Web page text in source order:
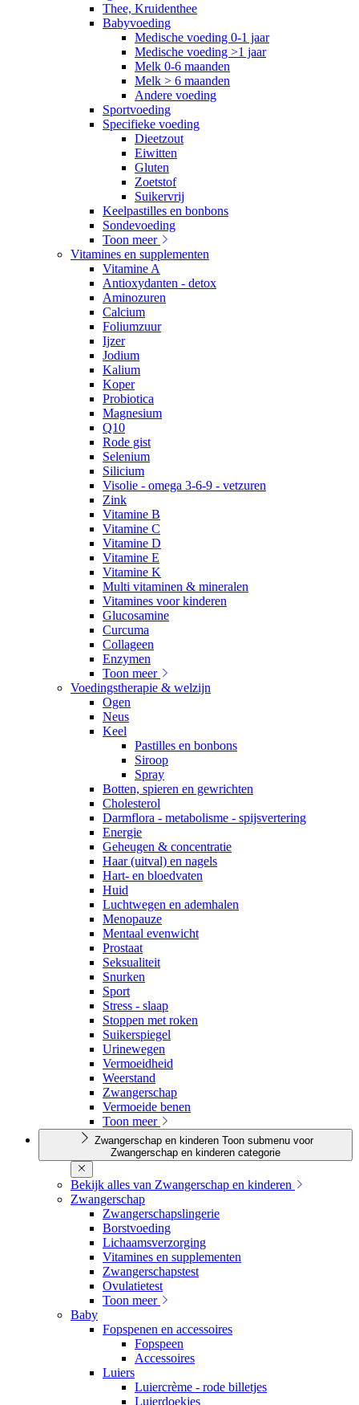
Thee, Kruidenthee
Babyvoeding
Medische voeding 0-1 jaar
Medische voeding >1 jaar
Melk 0-6 maanden
Melk > 6 maanden
Andere voeding
Sportvoeding
Specifieke voeding
Dieetzout
Eiwitten
Gluten
Zoetstof
Suikervrij
Keelpastilles en bonbons
Sondevoeding
Toon meer
Vitamines en supplementen
Vitamine A
Antioxydanten - detox
Aminozuren
Calcium
Foliumzuur
Ijzer
Jodium
Kalium
Koper
Probiotica
Magnesium
Q10
Rode gist
Selenium
Silicium
Visolie - omega 3-6-9 - vetzuren
Zink
Vitamine B
Vitamine C
Vitamine D
Vitamine E
Vitamine K
Multi vitaminen & mineralen
Vitamines voor kinderen
Glucosamine
Curcuma
Collageen
Enzymen
Toon meer
Voedingstherapie & welzijn
Ogen
Neus
Keel
Pastilles en bonbons
Siroop
Spray
Botten, spieren en gewrichten
Cholesterol
Darmflora - metabolisme - spijsvertering
Energie
Geheugen & concentratie
Haar (uitval) en nagels
Hart- en bloedvaten
Huid
Luchtwegen en ademhalen
Menopauze
Mentaal evenwicht
Prostaat
Seksualiteit
Snurken
Sport
Stress - slaap
Stoppen met roken
Suikerspiegel
Urinewegen
Vermoeidheid
Weerstand
Zwangerschap
Vermoeide benen
Toon meer
Zwangerschap en kinderen Toon submenu voor
Zwangerschap en kinderen categorie
Bekijk alles van Zwangerschap en kinderen
Zwangerschap
Zwangerschapslingerie
Borstvoeding
Lichaamsverzorging
Vitamines en supplementen
Zwangerschapstest
Ovulatietest
Toon meer
Baby
Fopspenen en accessoires
Fopspeen
Accessoires
Luiers
Luiercrème - rode billetjes
Luierdoekjes